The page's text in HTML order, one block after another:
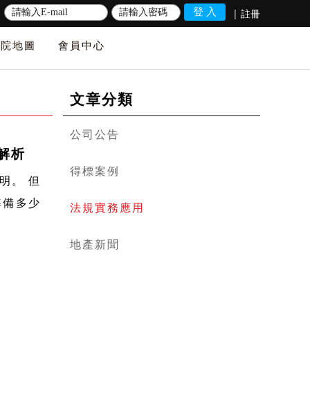
| 註冊
地圖 會員中心
析
。 但
多少
文章分類
公司公告
得標案例
法規實務應用
地產新聞